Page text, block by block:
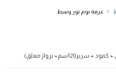
غرفة نوم نور وسط
برواز معلق).